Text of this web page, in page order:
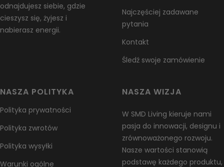
odnajdujesz siebie, gdzie
cieszysz się, żyjesz i
nabierasz energii.
Najczęściej zadawane
pytania
Kontakt
Śledź swoje zamówienie
NASZA POLITYKA
Polityka prywatności
Polityka zwrotów
Polityka wysyłki
Warunki ogólne
NASZA WIZJA
W SMD Living kieruje nami
pasja do innowacji, designu i
zrównoważonego rozwoju.
Nasze wartości stanowią
podstawę każdego produktu,